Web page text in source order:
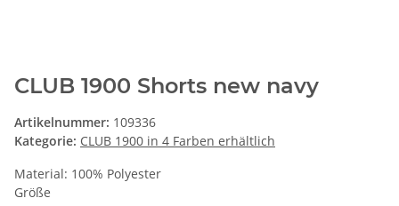
CLUB 1900 Shorts new navy
Artikelnummer: 109336
Kategorie: CLUB 1900 in 4 Farben erhältlich
Material: 100% Polyester
Größe